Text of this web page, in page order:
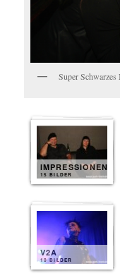
Super Schwarzes
IMPRESSIONEN
15 BILDER
V2A
10 BILDER